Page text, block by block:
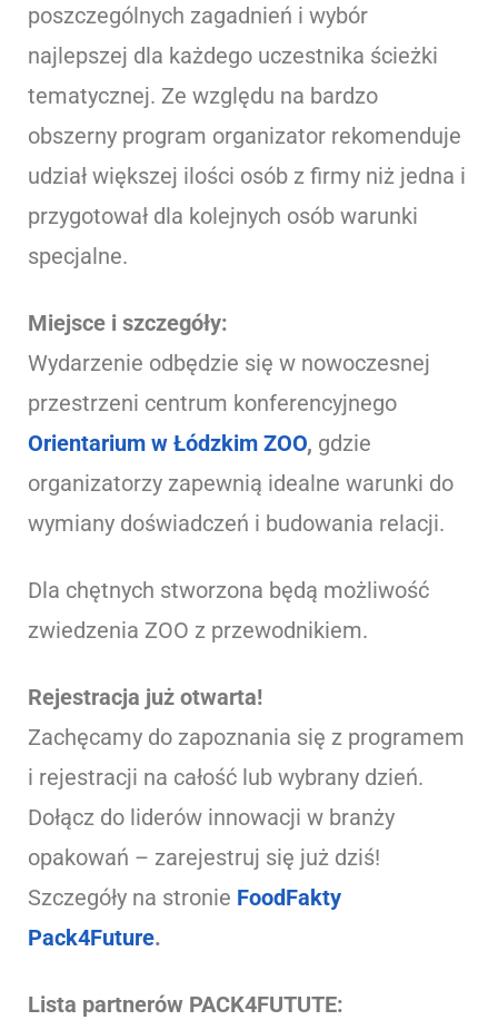
poszczególnych zagadnień i wybór
najlepszej dla każdego uczestnika ścieżki
tematycznej. Ze względu na bardzo
obszerny program organizator rekomenduje
udział większej ilości osób z firmy niż jedna i
przygotował dla kolejnych osób warunki
specjalne.
Miejsce i szczegóły:
Wydarzenie odbędzie się w nowoczesnej
przestrzeni centrum konferencyjnego
Orientarium w Łódzkim ZOO, gdzie
organizatorzy zapewnią idealne warunki do
wymiany doświadczeń i budowania relacji.
Dla chętnych stworzona będą możliwość
zwiedzenia ZOO z przewodnikiem.
Rejestracja już otwarta!
Zachęcamy do zapoznania się z programem
i rejestracji na całość lub wybrany dzień.
Dołącz do liderów innowacji w branży
opakowań – zarejestruj się już dziś!
Szczegóły na stronie FoodFakty
Pack4Future.
Lista partnerów PACK4FUTUTE: